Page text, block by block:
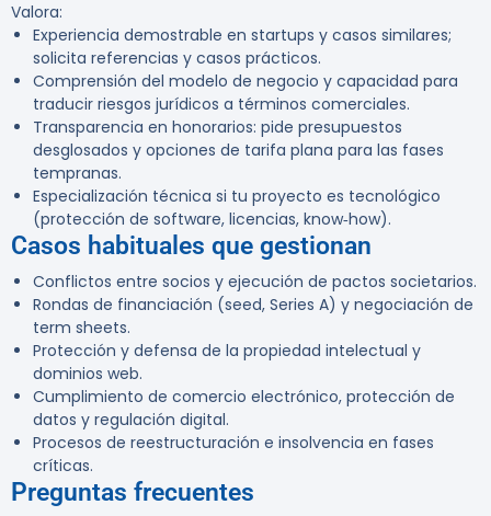
Valora:
Experiencia demostrable en startups y casos similares;
solicita referencias y casos prácticos.
Comprensión del modelo de negocio y capacidad para
traducir riesgos jurídicos a términos comerciales.
Transparencia en honorarios: pide presupuestos
desglosados y opciones de tarifa plana para las fases
tempranas.
Especialización técnica si tu proyecto es tecnológico
(protección de software, licencias, know‑how).
Casos habituales que gestionan
Conflictos entre socios y ejecución de pactos societarios.
Rondas de financiación (seed, Series A) y negociación de
term sheets.
Protección y defensa de la propiedad intelectual y
dominios web.
Cumplimiento de comercio electrónico, protección de
datos y regulación digital.
Procesos de reestructuración e insolvencia en fases
críticas.
Preguntas frecuentes